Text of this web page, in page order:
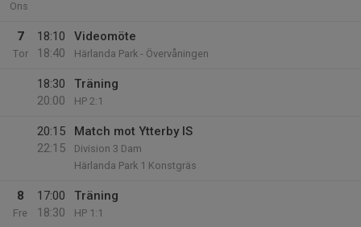
Ons
7
Tor
18:10
18:40
Videomöte
Härlanda Park - Övervåningen
18:30
20:00
Träning
HP 2:1
20:15
22:15
Match mot Ytterby IS
Division 3 Dam
Härlanda Park 1 Konstgräs
8
Fre
17:00
18:30
Träning
HP 1:1